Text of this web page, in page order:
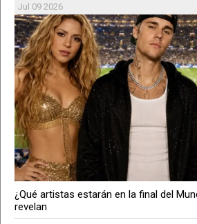
¿Qué artistas estarán en la final del
revelan
Jul 09 2026